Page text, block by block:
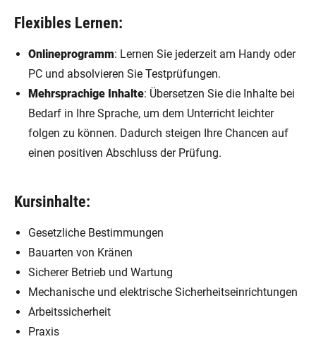
Flexibles Lernen:
Onlineprogramm: Lernen Sie jederzeit am Handy oder
PC und absolvieren Sie Testprüfungen.
Mehrsprachige Inhalte: Übersetzen Sie die Inhalte bei
Bedarf in Ihre Sprache, um dem Unterricht leichter
folgen zu können. Dadurch steigen Ihre Chancen auf
einen positiven Abschluss der Prüfung.
Kursinhalte:
Gesetzliche Bestimmungen
Bauarten von Kränen
Sicherer Betrieb und Wartung
Mechanische und elektrische Sicherheitseinrichtungen
Arbeitssicherheit
Praxis